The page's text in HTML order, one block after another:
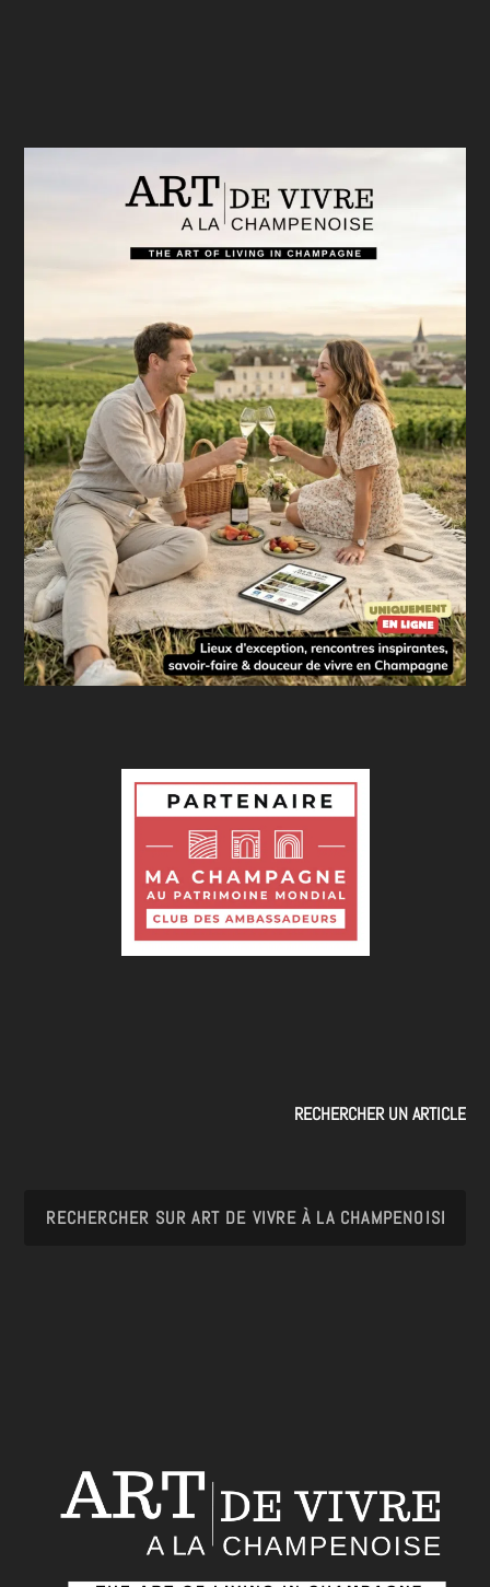
RECHERCHER UN ARTICLE